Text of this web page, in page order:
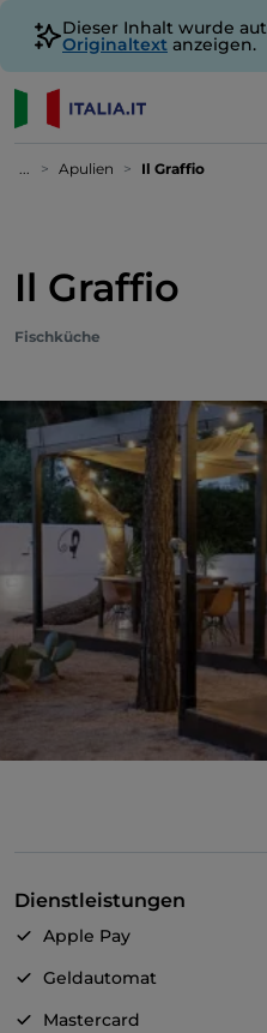
Dieser Inhalt wurde
Originaltext anzeigen.
... Apulien Il Graffio
Il Graffio
Fischküche
Dienstleistungen
Apple Pay
Geldautomat
Mastercard